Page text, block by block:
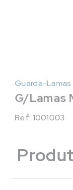
Guarda-Lamas
G/Lamas
Ref: 1001003